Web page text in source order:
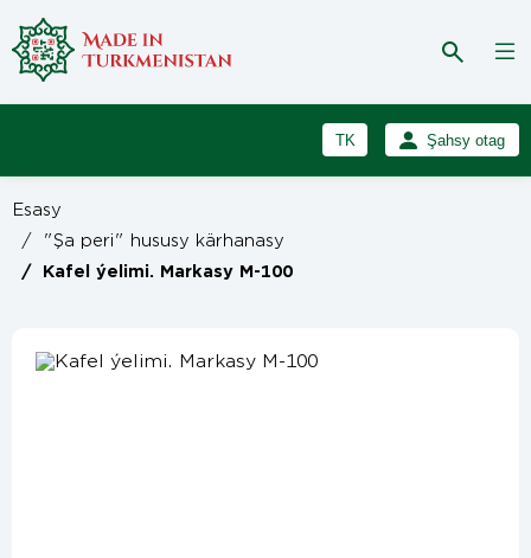
TK
RU
Şahsy otag
Esasy
/
"Şa peri" hususy kärhanasy
/ Kafel ýelimi. Markasy M-100